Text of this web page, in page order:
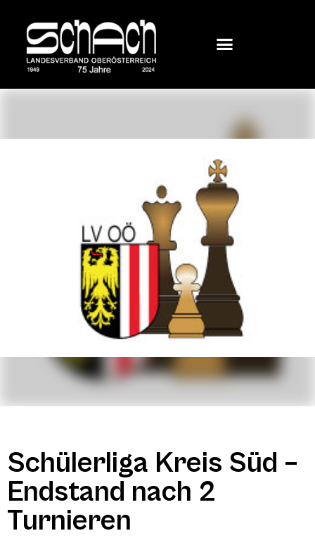
Schülerliga Kreis Süd –
Endstand nach 2
Turnieren